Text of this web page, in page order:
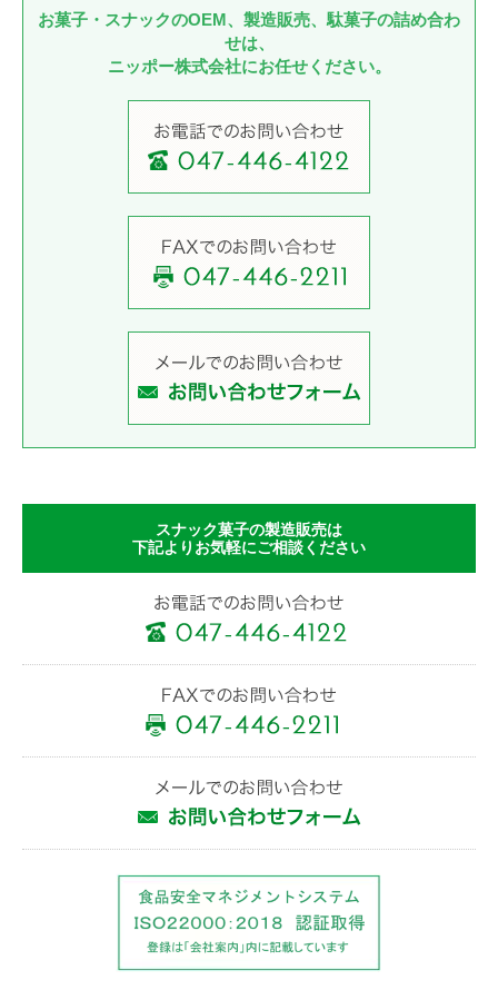
お菓子・スナックのOEM、製造販売、駄菓子の詰め合わ
せは、
ニッポー株式会社にお任せください。
スナック菓子の製造販売は
下記よりお気軽にご相談ください